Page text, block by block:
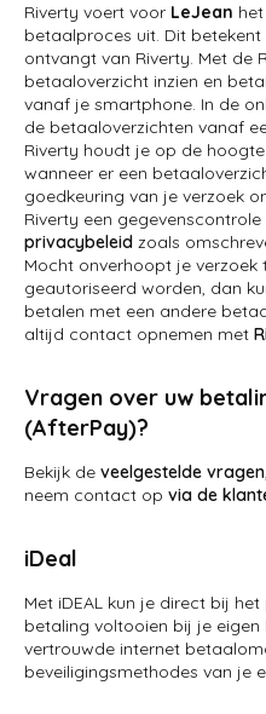
Riverty voert voor LeJean
betaalproces uit. Dit
ontvangt van Riverty. Met de
betaaloverzicht inzien en
vanaf je smartphone. In de
de betaaloverzichten vanaf
Riverty houdt je op de
wanneer er een
goedkeuring van je verzoek
Riverty een
privacybeleid zoals
Mocht onverhoopt je
geautoriseerd worden, dan
betalen met een andere
altijd contact opnemen met
Vragen over uw
(AfterPay)?
Bekijk de veelgestelde vragen
neem contact op via de
iDeal
Met iDEAL kun je direct bij
betaling voltooien bij je
vertrouwde internet
beveiligingsmethodes van je